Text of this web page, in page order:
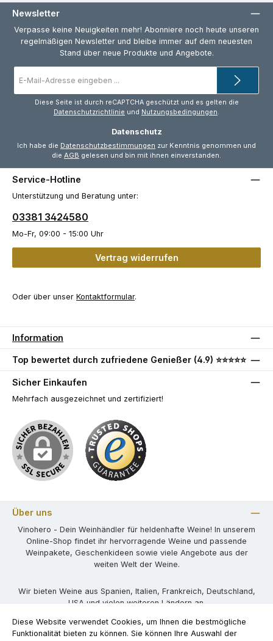
Newsletter
Verpasse keine Neuigkeiten mehr! Abonniere noch heute unseren
regelmäßigen Newsletter und bleibe immer auf dem neuesten
Stand über neue Produkte und Angebote.
Mail-
*
Diese Seite ist durch reCAPTCHA geschützt und es gelten die
Datenschutzrichtlinie und Nutzungsbedingungen.
Datenschutz
Ich habe die Datenschutzbestimmungen zur Kenntnis genommen und
die AGB gelesen und bin mit ihnen einverstanden.
Service-Hotline
Unterstützung und Beratung unter:
03381 3424580
Mo-Fr, 09:00 - 15:00 Uhr
Vertrag widerrufen
Oder über unser Kontaktformular.
Information
Top bewertet durch zufriedene Genießer (4.9) ⭐⭐⭐⭐⭐
Sicher Einkaufen
Mehrfach ausgezeichnet und zertifiziert!
Über uns
Vinohero - Dein Weinhändler für heldenhafte Weine! In unserem
Online-Shop findet ihr hervorragende Weine und passende
Weinpakete, Geschenkideen sowie viele Angebote aus der
weiten Welt der Weine.
Wir bieten Weine aus Spanien, Italien, Frankreich, Deutschland,
USA und vielen weiteren Ländern an.
Kontaktformular Newsletter Widerruf
Diese Website verwendet Cookies, um Ihnen die bestmögliche
Funktionalität bieten zu können. Sie können Ihre Auswahl der